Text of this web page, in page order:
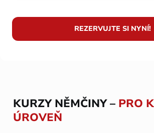
REZERVUJTE SI NYNÍ!
KURZY NĚMČINY – PRO
ÚROVEŇ